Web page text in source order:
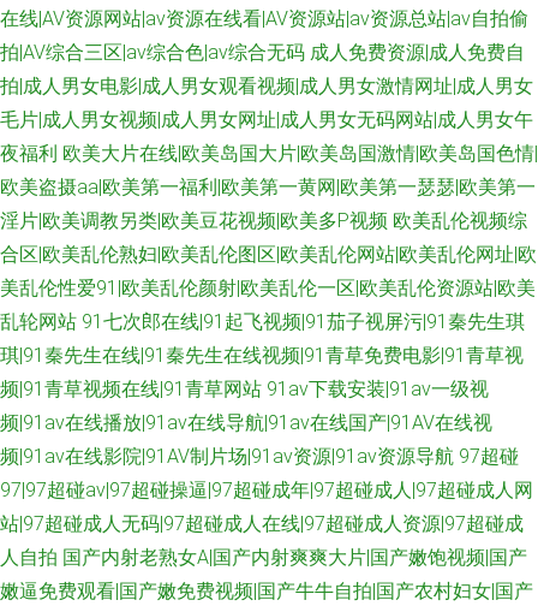
在线|AV资源网站|av资源在线看|AV资源站|av资源总站|av自拍偷
拍|AV综合三区|av综合色|av综合无码 成人免费资源|成人免费自
拍|成人男女电影|成人男女观看视频|成人男女激情网址|成人男女
毛片|成人男女视频|成人男女网址|成人男女无码网站|成人男女午
夜福利 欧美大片在线|欧美岛国大片|欧美岛国激情|欧美岛国色情|
欧美盗摄aa|欧美第一福利|欧美第一黄网|欧美第一瑟瑟|欧美第一
淫片|欧美调教另类|欧美豆花视频|欧美多P视频 欧美乱伦视频综
合区|欧美乱伦熟妇|欧美乱伦图区|欧美乱伦网站|欧美乱伦网址|欧
美乱伦性爱91|欧美乱伦颜射|欧美乱伦一区|欧美乱伦资源站|欧美
乱轮网站 91七次郎在线|91起飞视频|91茄子视屏污|91秦先生琪
琪|91秦先生在线|91秦先生在线视频|91青草免费电影|91青草视
频|91青草视频在线|91青草网站 91av下载安装|91av一级视
频|91av在线播放|91av在线导航|91av在线国产|91AV在线视
频|91av在线影院|91AV制片场|91av资源|91av资源导航 97超碰
97|97超碰av|97超碰操逼|97超碰成年|97超碰成人|97超碰成人网
站|97超碰成人无码|97超碰成人在线|97超碰成人资源|97超碰成
人自拍 国产内射老熟女A|国产内射爽爽大片|国产嫩饱视频|国产
嫩逼免费观看|国产嫩免费视频|国产牛牛自拍|国产农村妇女|国产